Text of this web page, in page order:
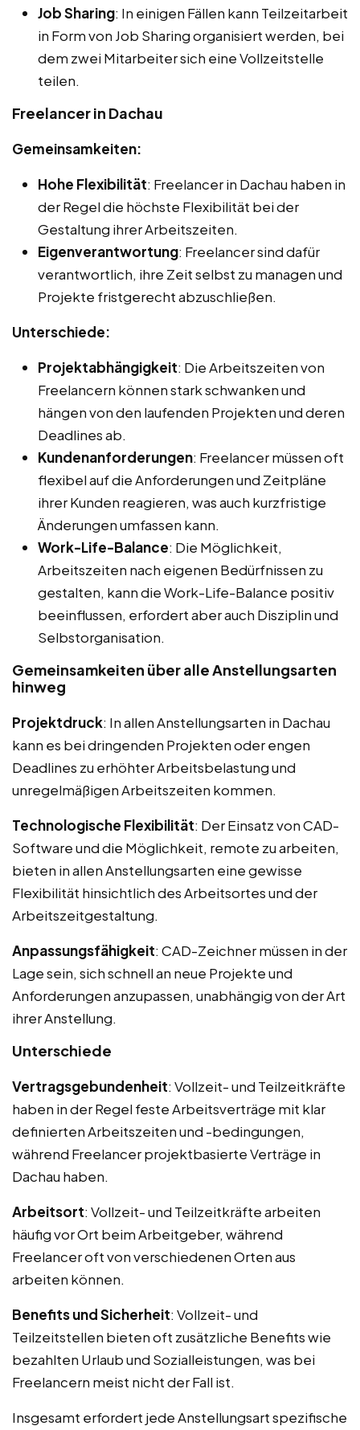
Job Sharing: In einigen Fällen kann Teilzeitarbeit
in Form von Job Sharing organisiert werden, bei
dem zwei Mitarbeiter sich eine Vollzeitstelle
teilen.
Freelancer in Dachau
Gemeinsamkeiten:
Hohe Flexibilität: Freelancer in Dachau haben in
der Regel die höchste Flexibilität bei der
Gestaltung ihrer Arbeitszeiten.
Eigenverantwortung: Freelancer sind dafür
verantwortlich, ihre Zeit selbst zu managen und
Projekte fristgerecht abzuschließen.
Unterschiede:
Projektabhängigkeit: Die Arbeitszeiten von
Freelancern können stark schwanken und
hängen von den laufenden Projekten und deren
Deadlines ab.
Kundenanforderungen: Freelancer müssen oft
flexibel auf die Anforderungen und Zeitpläne
ihrer Kunden reagieren, was auch kurzfristige
Änderungen umfassen kann.
Work-Life-Balance: Die Möglichkeit,
Arbeitszeiten nach eigenen Bedürfnissen zu
gestalten, kann die Work-Life-Balance positiv
beeinflussen, erfordert aber auch Disziplin und
Selbstorganisation.
Gemeinsamkeiten über alle Anstellungsarten
hinweg
Projektdruck: In allen Anstellungsarten in Dachau
kann es bei dringenden Projekten oder engen
Deadlines zu erhöhter Arbeitsbelastung und
unregelmäßigen Arbeitszeiten kommen.
Technologische Flexibilität: Der Einsatz von CAD-
Software und die Möglichkeit, remote zu arbeiten,
bieten in allen Anstellungsarten eine gewisse
Flexibilität hinsichtlich des Arbeitsortes und der
Arbeitszeitgestaltung.
Anpassungsfähigkeit: CAD-Zeichner müssen in der
Lage sein, sich schnell an neue Projekte und
Anforderungen anzupassen, unabhängig von der Art
ihrer Anstellung.
Unterschiede
Vertragsgebundenheit: Vollzeit- und Teilzeitkräfte
haben in der Regel feste Arbeitsverträge mit klar
definierten Arbeitszeiten und -bedingungen,
während Freelancer projektbasierte Verträge in
Dachau haben.
Arbeitsort: Vollzeit- und Teilzeitkräfte arbeiten
häufig vor Ort beim Arbeitgeber, während
Freelancer oft von verschiedenen Orten aus
arbeiten können.
Benefits und Sicherheit: Vollzeit- und
Teilzeitstellen bieten oft zusätzliche Benefits wie
bezahlten Urlaub und Sozialleistungen, was bei
Freelancern meist nicht der Fall ist.
Insgesamt erfordert jede Anstellungsart spezifische